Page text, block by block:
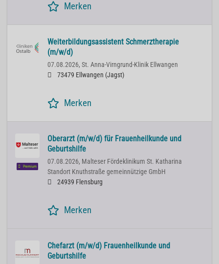
Merken
Weiterbildungsassistent Schmerztherapie
(m/w/d)
07.08.2026, St. Anna-Virngrund-Klinik Ellwangen
73479 Ellwangen (Jagst)
Merken
Premium
Oberarzt (m/w/d) für Frauenheilkunde und
Geburtshilfe
07.08.2026, Malteser Fördeklinikum St. Katharina
Standort Knuthstraße gemeinnützige GmbH
24939 Flensburg
Merken
Chefarzt (m/w/d) Frauenheilkunde und
Geburtshilfe